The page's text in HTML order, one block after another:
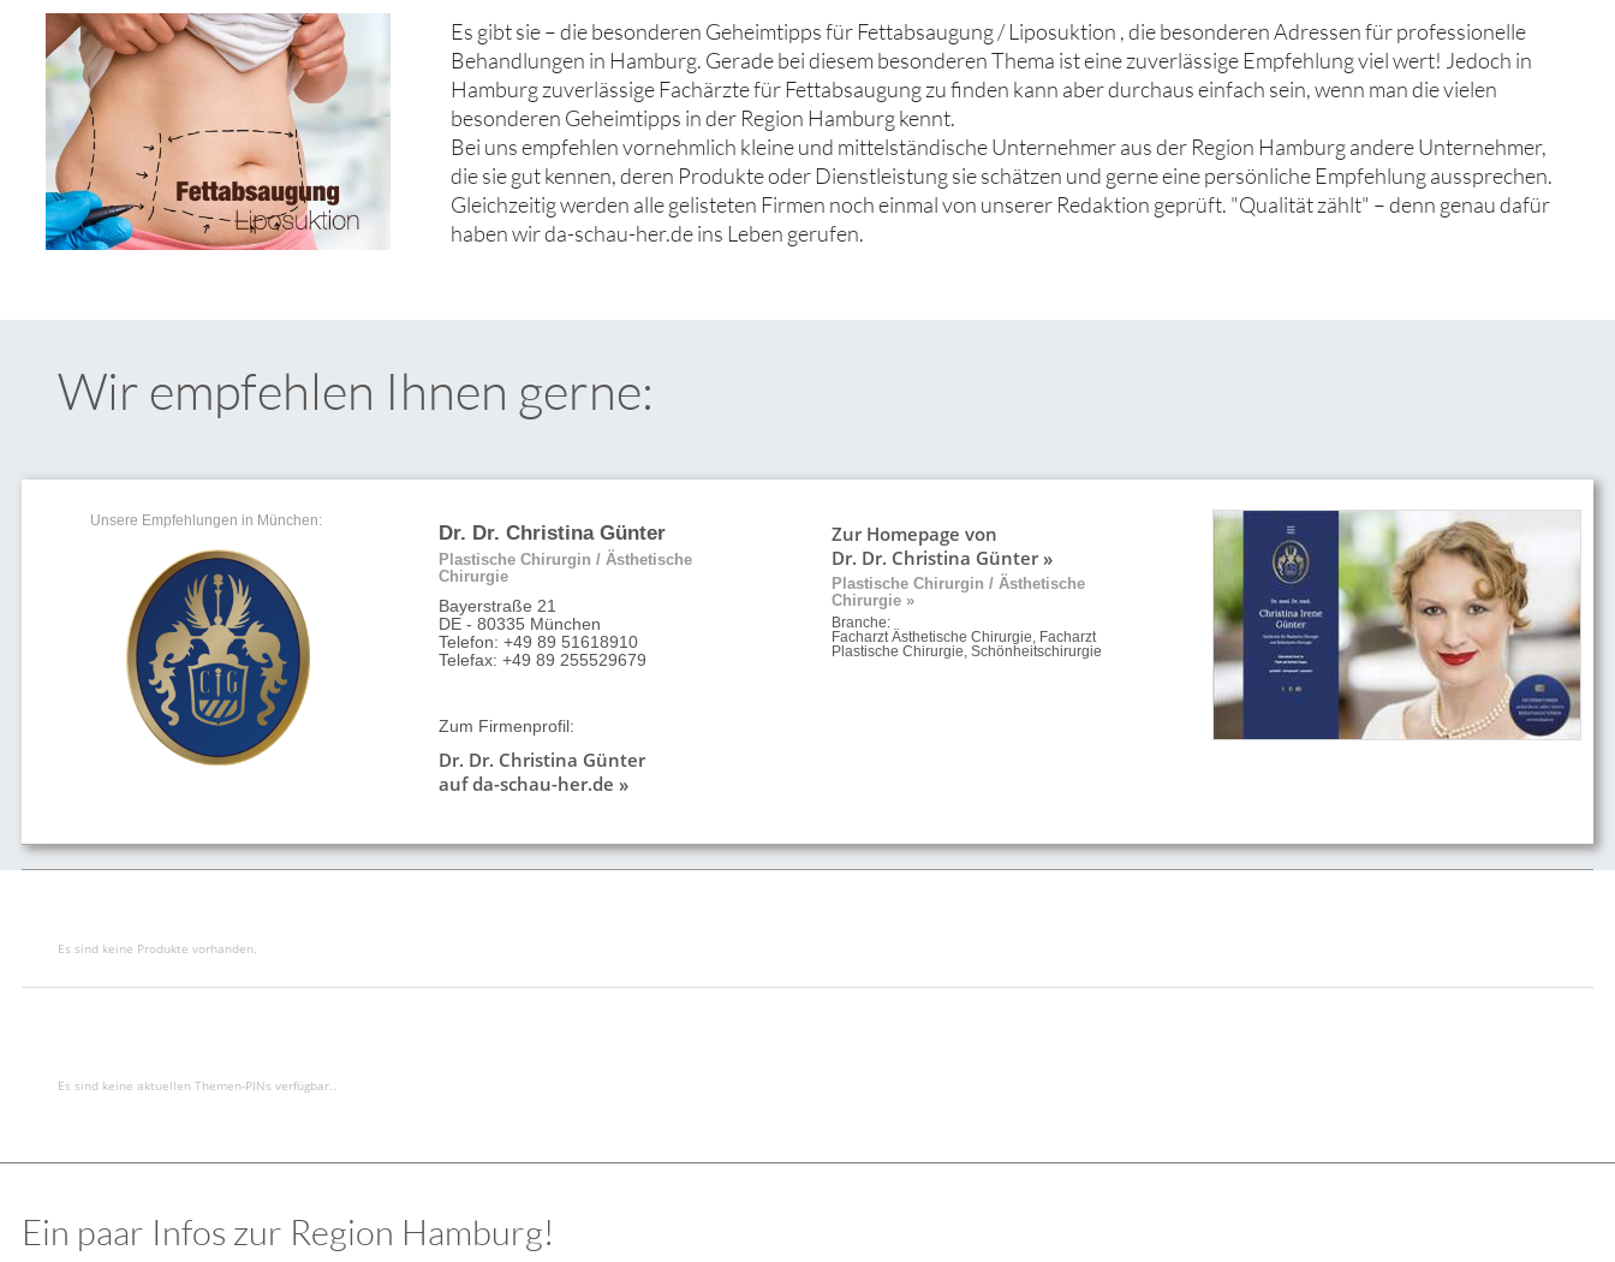
Es gibt sie – die besonderen Geheimtipps für Fettabsaugung / Liposuktion , die besonderen Adressen für professionelle
Behandlungen in Hamburg. Gerade bei diesem besonderen Thema ist eine zuverlässige Empfehlung viel wert! Jedoch in
Hamburg zuverlässige Fachärzte für Fettabsaugung zu finden kann aber durchaus einfach sein, wenn man die vielen
besonderen Geheimtipps in der Region Hamburg kennt.
Bei uns empfehlen vornehmlich kleine und mittelständische Unternehmer aus der Region Hamburg andere Unternehmer,
die sie gut kennen, deren Produkte oder Dienstleistung sie schätzen und gerne eine persönliche Empfehlung aussprechen.
Gleichzeitig werden alle gelisteten Firmen noch einmal von unserer Redaktion geprüft. "Qualität zählt" – denn genau dafür
haben wir da-schau-her.de ins Leben gerufen.
Wir empfehlen Ihnen gerne:
Unsere Empfehlungen in München:
Dr. Dr. Christina Günter
Plastische Chirurgin / Ästhetische
Chirurgie
Bayerstraße 21
DE - 80335 München
Telefon: +49 89 51618910
Telefax: +49 89 255529679
Zum Firmenprofil:
Dr. Dr. Christina Günter
auf da-schau-her.de »
Zur Homepage von
Dr. Dr. Christina Günter »
Plastische Chirurgin / Ästhetische
Chirurgie »
Branche:
Facharzt Ästhetische Chirurgie, Facharzt
Plastische Chirurgie, Schönheitschirurgie
Es sind keine Produkte vorhanden.
Es sind keine aktuellen Themen-PINs verfügbar..
Ein paar Infos zur Region Hamburg!